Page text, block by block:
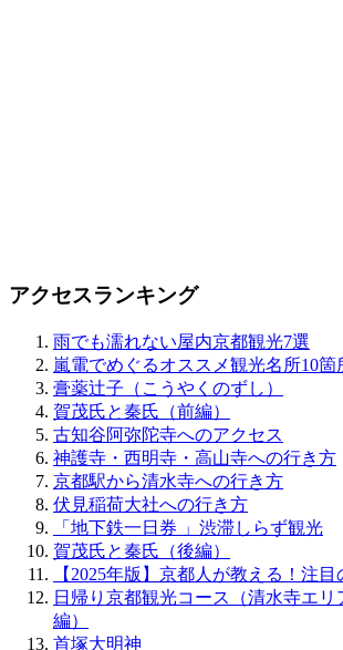
アクセスランキング
雨でも濡れない屋内京都観光7選
嵐電でめぐるオススメ観光名所10箇
膏薬辻子（こうやくのずし）
賀茂氏と秦氏（前編）
古知谷阿弥陀寺へのアクセス
神護寺・西明寺・高山寺への行き方
京都駅から清水寺への行き方
伏見稲荷大社への行き方
「地下鉄一日券 」渋滞しらず観光
賀茂氏と秦氏（後編）
【2025年版】京都人が教える！注
日帰り京都観光コース（清水寺エ
編）
首塚大明神